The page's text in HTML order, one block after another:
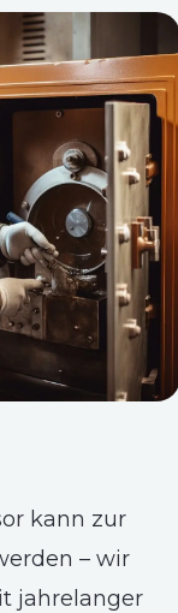
kann zur
– wir
jahrelanger